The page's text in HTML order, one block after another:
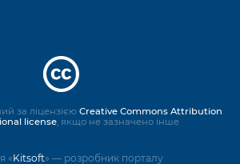
«Kitsoft» — розробник порталу
за ліцензією Creative Commons Attribution
license, якщо не зазначено інше